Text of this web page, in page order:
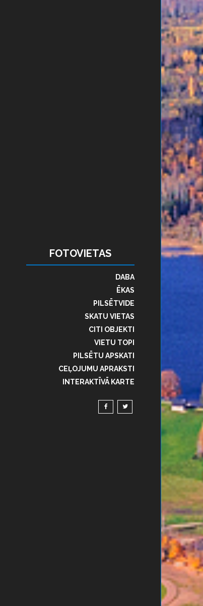
FOTOVIETAS
DABA
ĒKAS
PILSĒTVIDE
SKATU VIETAS
CITI OBJEKTI
VIETU TOPI
PILSĒTU APSKATI
CEĻOJUMU APRAKSTI
INTERAKTĪVĀ KARTE